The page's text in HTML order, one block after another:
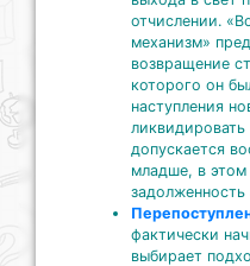
отчислении.
механизм»
возвращение
которого он
наступления
допускается
младше, в этом
задолженность
фактически
выбирает